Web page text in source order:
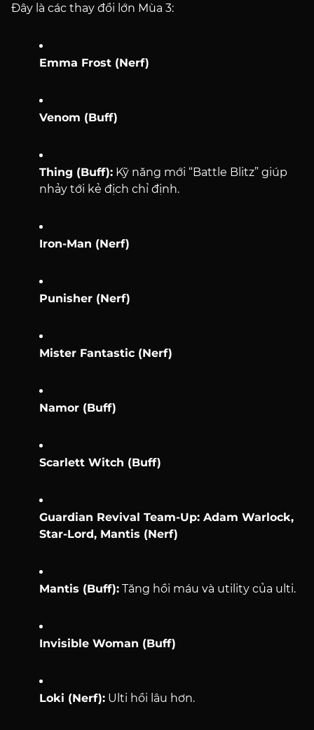
Đây là các thay đổi lớn Mùa 3:
Emma Frost (Nerf)
Venom (Buff)
Thing (Buff): Kỹ năng mới “Battle Blitz” giúp
nhảy tới kẻ địch chỉ định.
Iron-Man (Nerf)
Punisher (Nerf)
Mister Fantastic (Nerf)
Namor (Buff)
Scarlett Witch (Buff)
Guardian Revival Team-Up: Adam Warlock,
Star-Lord, Mantis (Nerf)
Mantis (Buff): Tăng hồi máu và utility của ulti.
Invisible Woman (Buff)
Loki (Nerf): Ulti hồi lâu hơn.